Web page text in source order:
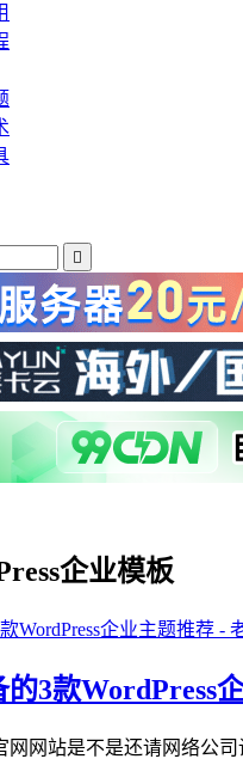

企业模板
3款WordPress
网网站是不是还请网络公